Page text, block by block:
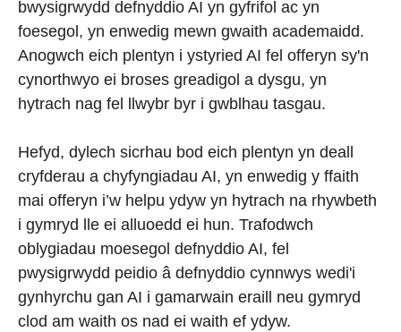
bwysigrwydd defnyddio AI yn gyfrifol ac yn
foesegol, yn enwedig mewn gwaith academaidd.
Anogwch eich plentyn i ystyried AI fel offeryn sy'n
cynorthwyo ei broses greadigol a dysgu, yn
hytrach nag fel llwybr byr i gwblhau tasgau.
Hefyd, dylech sicrhau bod eich plentyn yn deall
cryfderau a chyfyngiadau AI, yn enwedig y ffaith
mai offeryn i’w helpu ydyw yn hytrach na rhywbeth
i gymryd lle ei alluoedd ei hun. Trafodwch
oblygiadau moesegol defnyddio AI, fel
pwysigrwydd peidio â defnyddio cynnwys wedi'i
gynhyrchu gan AI i gamarwain eraill neu gymryd
clod am waith os nad ei waith ef ydyw.